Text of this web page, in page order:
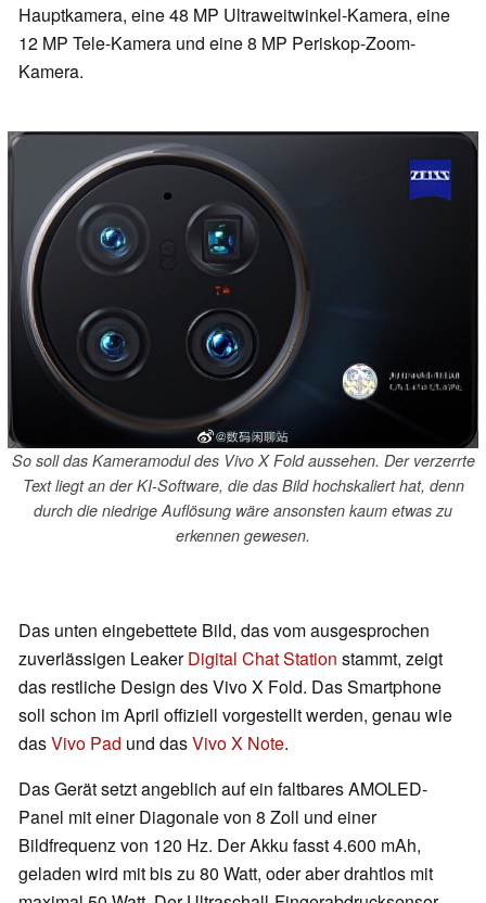
Hauptkamera, eine 48 MP Ultraweitwinkel-Kamera, eine
12 MP Tele-Kamera und eine 8 MP Periskop-Zoom-
Kamera.
So soll das Kameramodul des Vivo X Fold aussehen. Der verzerrte
Text liegt an der KI-Software, die das Bild hochskaliert hat, denn
durch die niedrige Auflösung wäre ansonsten kaum etwas zu
erkennen gewesen.
Das unten eingebettete Bild, das vom ausgesprochen
zuverlässigen LeakerDigital Chat Station stammt, zeigt
das restliche Design des Vivo X Fold. Das Smartphone
soll schon im April offiziell vorgestellt werden, genau wie
dasVivo Pad und dasVivo X Note.
Das Gerät setzt angeblich auf ein faltbares AMOLED-
Panel mit einer Diagonale von 8 Zoll und einer
Bildfrequenz von 120 Hz. Der Akku fasst 4.600 mAh,
geladen wird mit bis zu 80 Watt, oder aber drahtlos mit